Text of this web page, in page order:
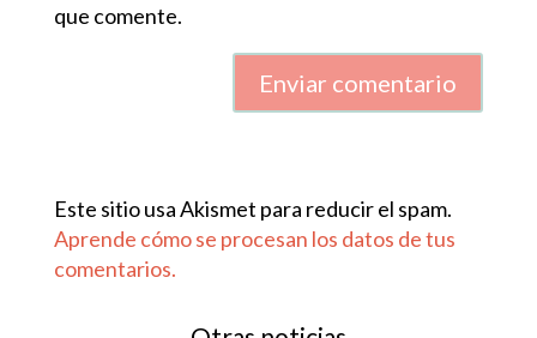
que comente.
Enviar comentario
Este sitio usa Akismet para reducir el spam.
Aprende cómo se procesan los datos de tus
comentarios.